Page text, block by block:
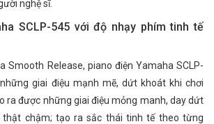
nghệ sĩ.
SCLP-545 với độ nhạy phím tinh tế
Smooth Release, piano điện Yamaha SCLP-
giai điệu mạnh mẽ, dứt khoát khi chơi
ra được những giai điệu mỏng manh, day dứt
thật chậm; tạo ra sắc thái tinh tế theo từng